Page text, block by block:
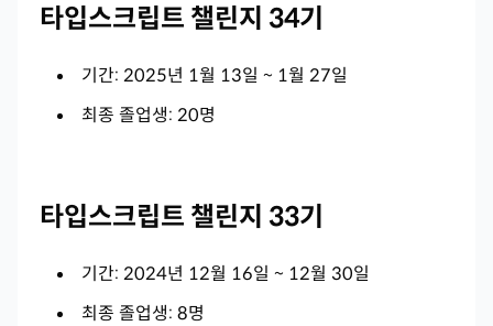
타입스크립트 챌린지 34기
기간: 2025년 1월 13일 ~ 1월 27일
최종 졸업생: 20명
타입스크립트 챌린지 33기
기간: 2024년 12월 16일 ~ 12월 30일
최종 졸업생: 8명